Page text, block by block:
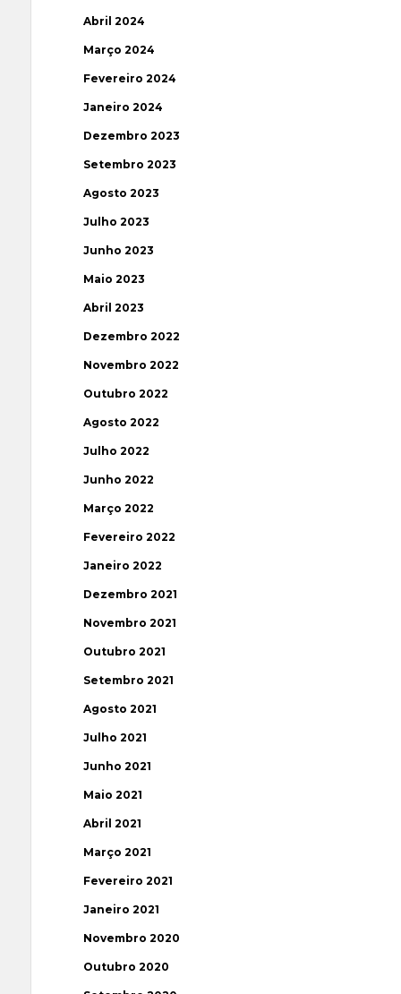
Abril 2024
Março 2024
Fevereiro 2024
Janeiro 2024
Dezembro 2023
Setembro 2023
Agosto 2023
Julho 2023
Junho 2023
Maio 2023
Abril 2023
Dezembro 2022
Novembro 2022
Outubro 2022
Agosto 2022
Julho 2022
Junho 2022
Março 2022
Fevereiro 2022
Janeiro 2022
Dezembro 2021
Novembro 2021
Outubro 2021
Setembro 2021
Agosto 2021
Julho 2021
Junho 2021
Maio 2021
Abril 2021
Março 2021
Fevereiro 2021
Janeiro 2021
Novembro 2020
Outubro 2020